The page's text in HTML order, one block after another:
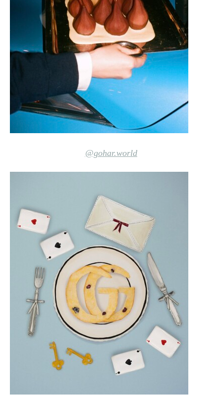
@gohar.world